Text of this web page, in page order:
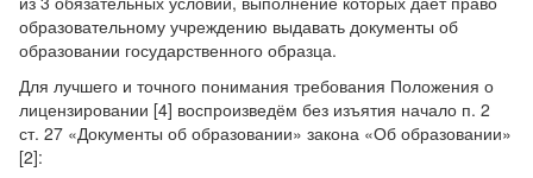
образовательному учреждению выдавать документы об
образовании государственного образца.
Для лучшего и точного понимания требования Положения о
лицензировании [4] воспроизведём без изъятия начало п. 2
ст. 27 «Документы об образовании» закона «Об образовании»
[2]: